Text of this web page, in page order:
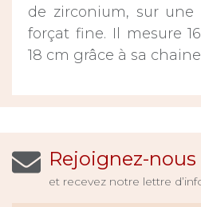
de zirconium, sur
forçat fine. Il mesure
18 cm grâce à sa
Rejoignez-nous
et recevez notre lettre